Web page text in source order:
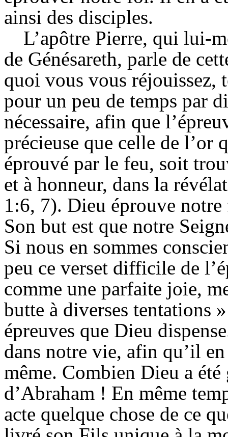
ainsi des disciples.
L’apôtre Pierre, qui lui-
de Génésareth, parle de
quoi vous vous réjouissez,
pour un peu de temps par
nécessaire, afin que
précieuse que celle de
éprouvé par le feu, soit
et à honneur, dans la
1:6, 7). Dieu éprouve
Son but est que notre
Si nous en sommes
peu ce verset difficile de
comme une parfaite joie,
butte à diverses tentations
épreuves que Dieu
dans notre vie, afin qu’il
même. Combien Dieu a
d’Abraham ! En même
acte quelque chose de ce